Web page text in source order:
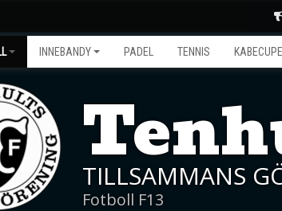
INNEBANDY PADEL TENNIS
TILLSAMMANS
Fotboll F13